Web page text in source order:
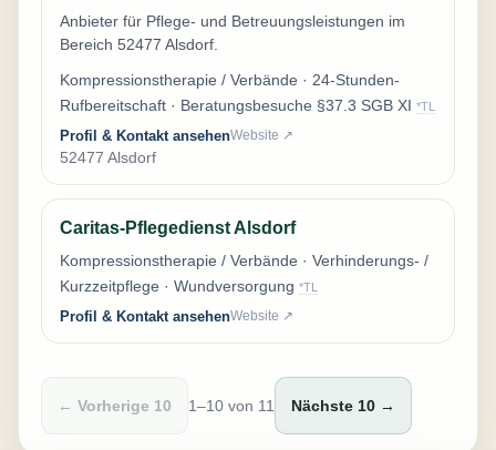
Anbieter für Pflege- und Betreuungsleistungen im
Bereich 52477 Alsdorf.
Kompressionstherapie / Verbände · 24-Stunden-
Rufbereitschaft · Beratungsbesuche §37.3 SGB XI *TL
Profil & Kontakt ansehenWebsite ↗
52477 Alsdorf
Caritas-Pflegedienst Alsdorf
Kompressionstherapie / Verbände · Verhinderungs- /
Kurzzeitpflege · Wundversorgung *TL
Profil & Kontakt ansehenWebsite ↗
← Vorherige 10 1–10 von 11 Nächste 10 →